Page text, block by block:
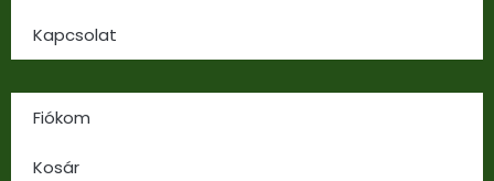
Kapcsolat
Fiókom
Kosár